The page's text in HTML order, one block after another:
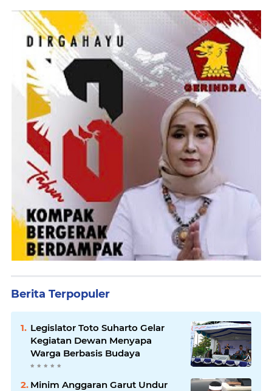
Berita Terpopuler
Legislator Toto Suharto Gelar
Kegiatan Dewan Menyapa
Warga Berbasis Budaya
Minim Anggaran Garut Undur